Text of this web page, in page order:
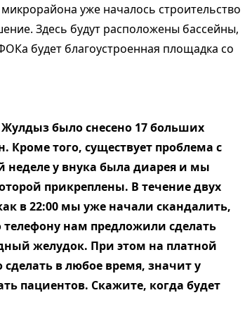
уже началось строительство
Здесь будут расположены бассейны,
будет благоустроенная площадка со
было снесено 17 больших
Кроме того, существует проблема с
у внука была диарея и мы
прикреплены. В течение двух
в 22:00 мы уже начали скандалить,
нам предложили сделать
желудок. При этом на платной
в любое время, значит у
пациентов. Скажите, когда будет